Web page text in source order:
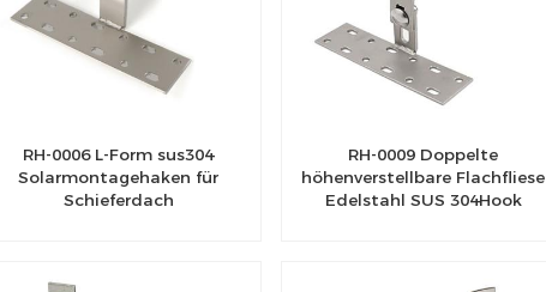
RH-0006 L-Form sus304
Solarmontagehaken für
Schieferdach
RH-0009 Doppelte
höhenverstellbare Flachfliese
Edelstahl SUS 304Hook